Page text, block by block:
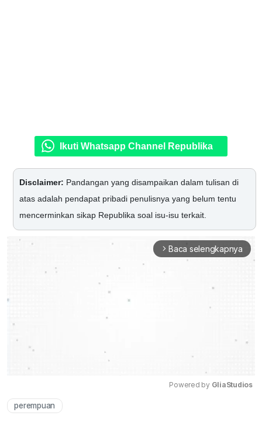
Ikuti Whatsapp Channel Republika
Disclaimer: Pandangan yang disampaikan dalam tulisan di
atas adalah pendapat pribadi penulisnya yang belum tentu
mencerminkan sikap Republika soal isu-isu terkait.
arrow_forward_ios Baca selengkapnya
Powered by GliaStudios
perempuan